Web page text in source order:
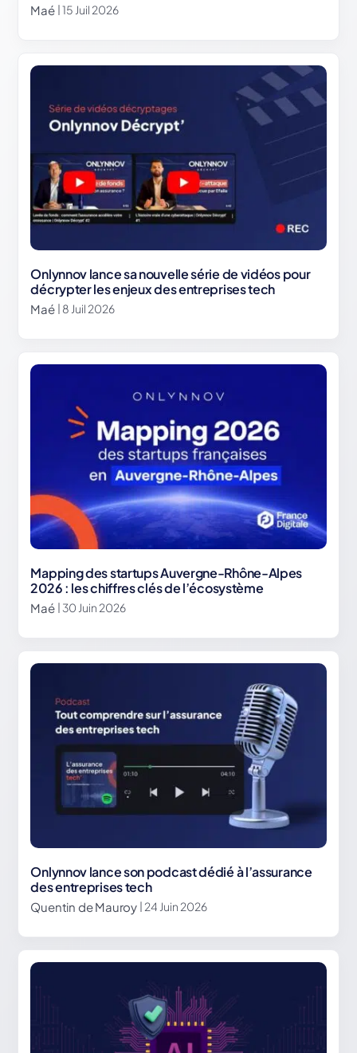
Maé | 15 Juil 2026
Onlynnov lance sa nouvelle série de vidéos pour
décrypter les enjeux des entreprises tech
Maé | 8 Juil 2026
Mapping des startups Auvergne-Rhône-Alpes
2026 : les chiffres clés de l’écosystème
Maé | 30 Juin 2026
Onlynnov lance son podcast dédié à l’assurance
des entreprises tech
Quentin de Mauroy | 24 Juin 2026